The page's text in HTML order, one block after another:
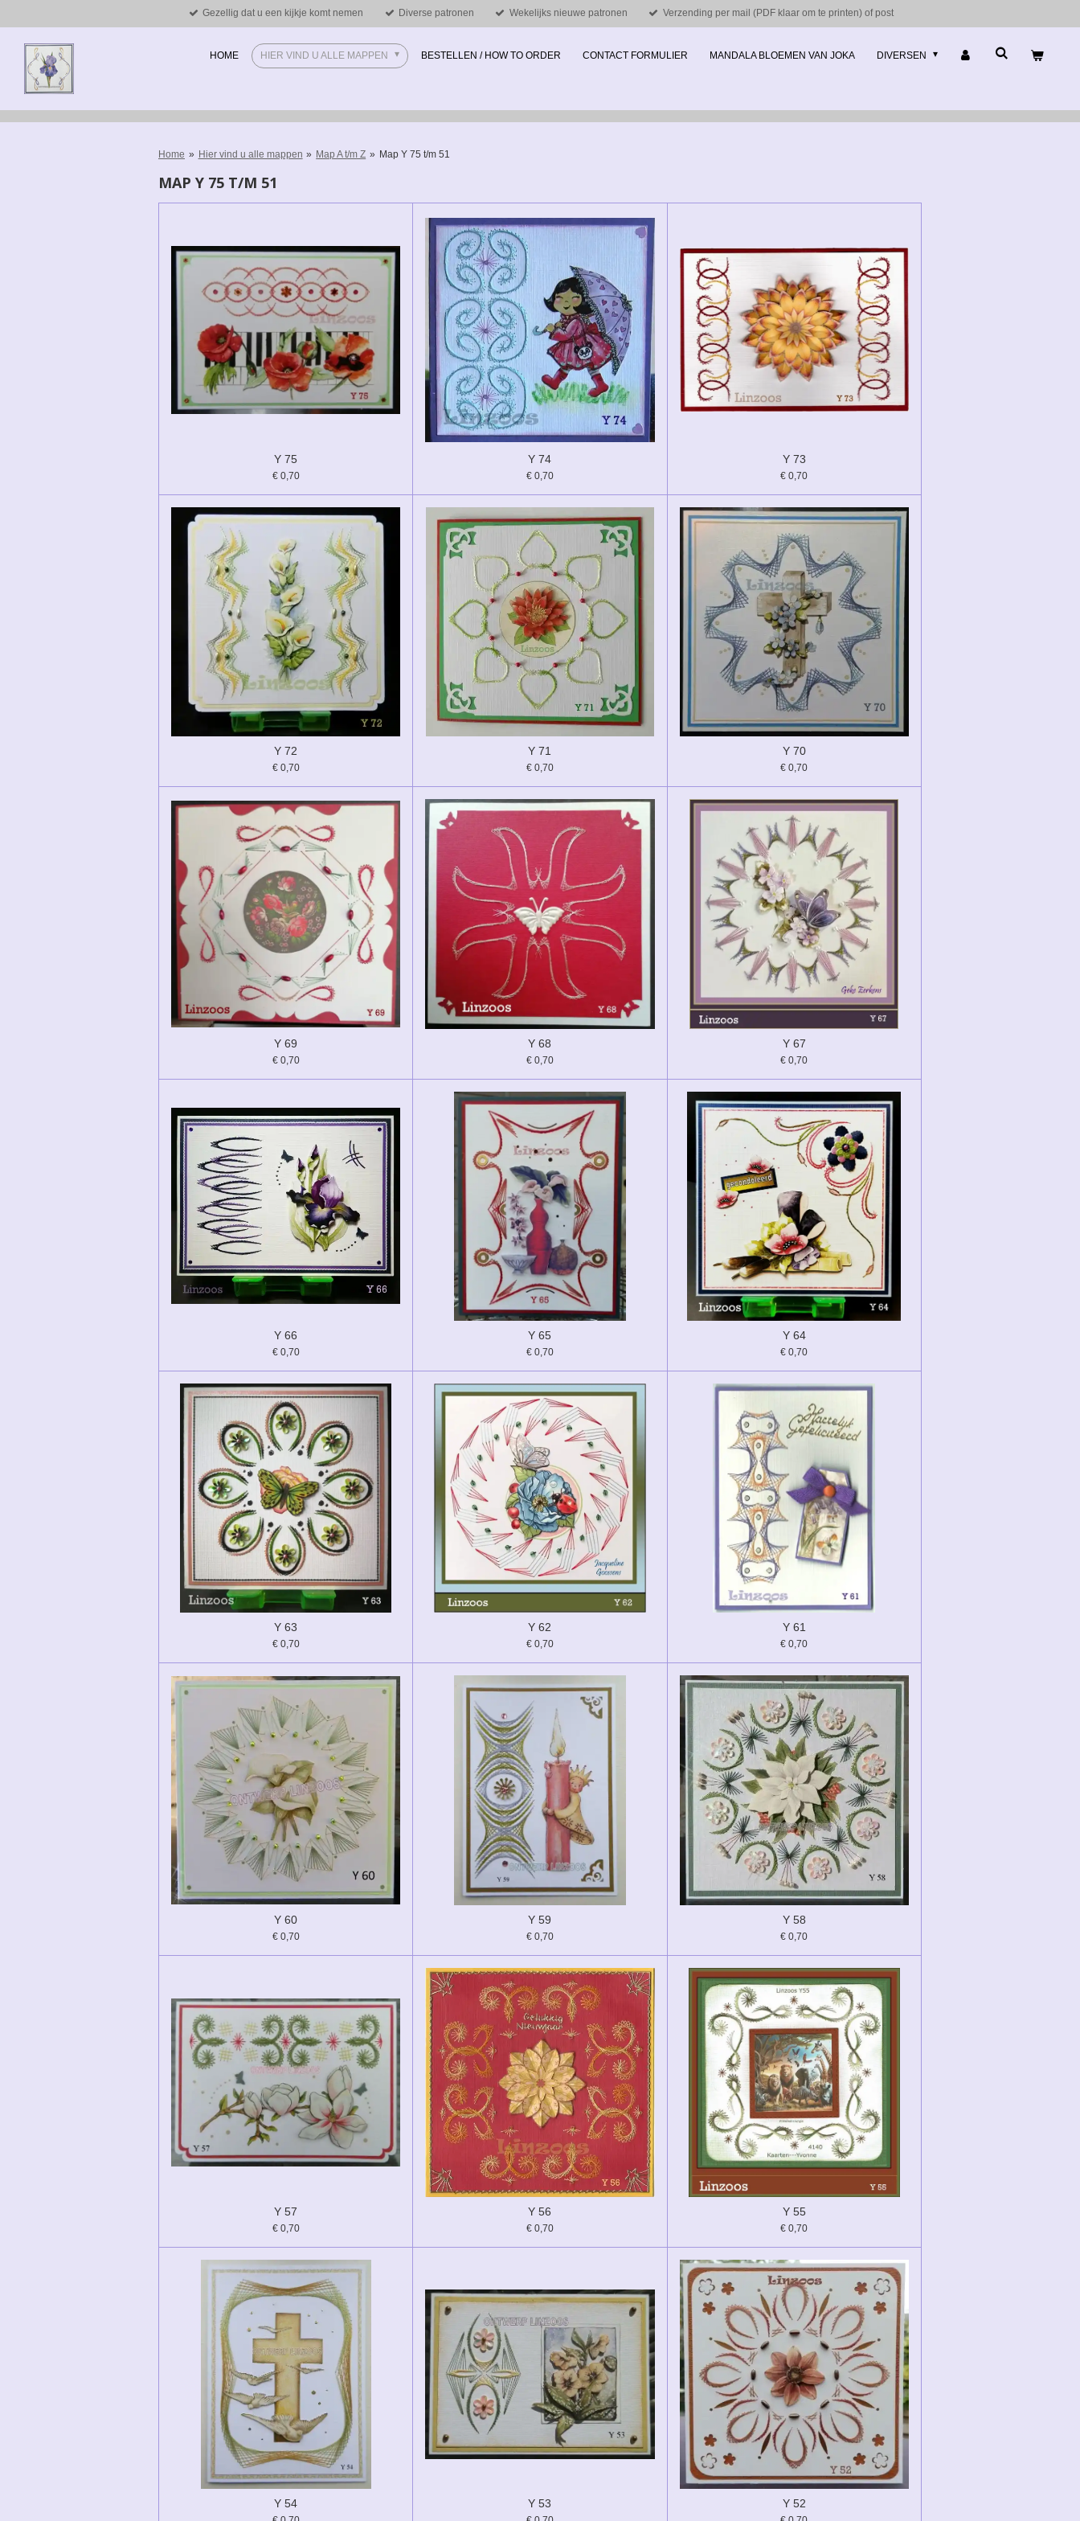
naar
hoofdinhoud
Gezellig dat u een kijkje komt nemen Diverse patronen Wekelijks nieuwe patronen Verzending per mail (PDF klaar om te printen) of post
HOME HIER VIND U ALLE MAPPEN BESTELLEN / HOW TO ORDER CONTACT FORMULIER MANDALA BLOEMEN VAN JOKA DIVERSEN
Home » Hier vind u alle mappen » Map A t/m Z » Map Y 75 t/m 51
MAP Y 75 T/M 51
Y 75
€ 0,70
Y 74
€ 0,70
Y 73
€ 0,70
Y 72
€ 0,70
Y 71
€ 0,70
Y 70
€ 0,70
Y 69
€ 0,70
Y 68
€ 0,70
Y 67
€ 0,70
Y 66
€ 0,70
Y 65
€ 0,70
Y 64
€ 0,70
Y 63
€ 0,70
Y 62
€ 0,70
Y 61
€ 0,70
Y 60
€ 0,70
Y 59
€ 0,70
Y 58
€ 0,70
Y 57
€ 0,70
Y 56
€ 0,70
Y 55
€ 0,70
Y 54 Y 53 Y 52